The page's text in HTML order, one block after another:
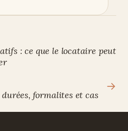
: ce que le locataire peut
formalites et cas
→